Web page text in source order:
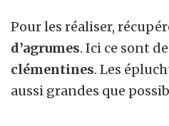
Pour les réaliser,
d’agrumes. Ici ce sont
clémentines. Les
aussi grandes que